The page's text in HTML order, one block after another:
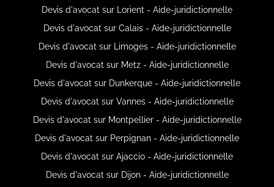
Devis d'avocat sur Lorient - Aide-juridictionnelle
Devis d'avocat sur Calais - Aide-juridictionnelle
Devis d'avocat sur Limoges - Aide-juridictionnelle
Devis d'avocat sur Metz - Aide-juridictionnelle
Devis d'avocat sur Dunkerque - Aide-juridictionnelle
Devis d'avocat sur Vannes - Aide-juridictionnelle
Devis d'avocat sur Montpellier - Aide-juridictionnelle
Devis d'avocat sur Perpignan - Aide-juridictionnelle
Devis d'avocat sur Ajaccio - Aide-juridictionnelle
Devis d'avocat sur Dijon - Aide-juridictionnelle